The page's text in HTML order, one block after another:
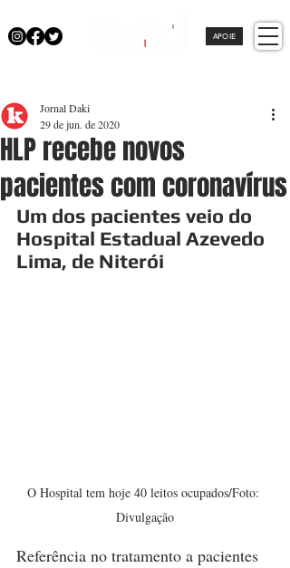
APOIE
HLP recebe novos
pacientes com coronavírus
Jornal Daki
29 de jun. de 2020
Um dos pacientes veio do
Hospital Estadual Azevedo
Lima, de Niterói
O Hospital tem hoje 40 leitos ocupados/Foto:
Divulgação
Referência no tratamento a pacientes